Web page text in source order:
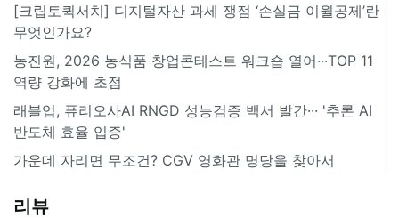
[크립토퀵서치] 디지털자산 과세 쟁점 ‘손실금 이월공제’란
무엇인가요?
농진원, 2026 농식품 창업콘테스트 워크숍 열어···TOP 11
역량 강화에 초점
래블업, 퓨리오사AI RNGD 성능검증 백서 발간··· '추론 AI
반도체 효율 입증'
가운데 자리면 무조건? CGV 영화관 명당을 찾아서
리뷰